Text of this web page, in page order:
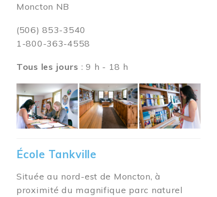
Moncton NB
(506) 853-3540
1-800-363-4558
Tous les jours : 9 h - 18 h
Image
École Tankville
Située au nord-est de Moncton, à
proximité du magnifique parc naturel